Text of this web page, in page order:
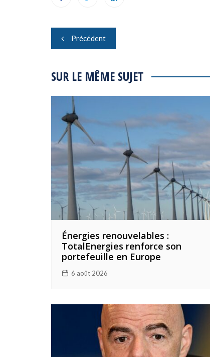
Navigation
de
l’article
Précédent
SUR LE MÊME SUJET
Énergies renouvelables :
TotalEnergies renforce son
portefeuille en Europe
6 août 2026